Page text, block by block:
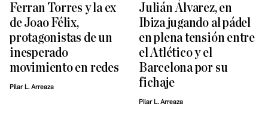
Ferran Torres y la ex
de Joao Félix,
protagonistas de un
inesperado
movimiento en redes
Pilar L. Arreaza
Julián Álvarez, en
Ibiza jugando al pádel
en plena tensión entre
el Atlético y el
Barcelona por su
fichaje
Pilar L. Arreaza